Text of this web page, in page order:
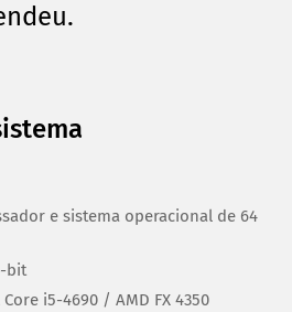
e sistema operacional de 64
bit
i5-4690 / AMD FX 4350